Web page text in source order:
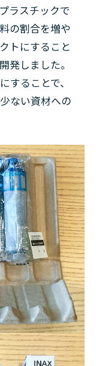
ラスチックで
の割合を増や
トにすること
発しました。
することで、
ない資材への